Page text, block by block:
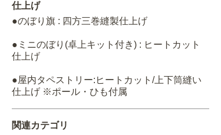
仕上げ
●のぼり旗 : 四方三巻縫製仕上げ
●ミニのぼり(卓上キット付き) : ヒートカット
仕上げ
●屋内タペストリー:ヒートカット/上下筒縫い
仕上げ ※ポール・ひも付属
関連カテゴリ